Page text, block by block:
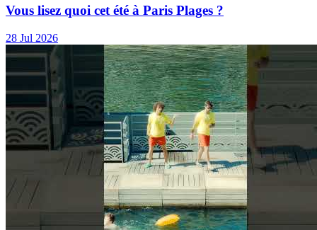
Vous lisez quoi cet été à Paris Plages ?
28 Jul 2026